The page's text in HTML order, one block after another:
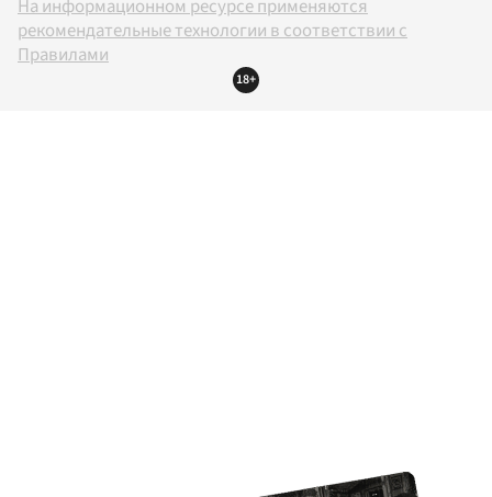
На информационном ресурсе применяются
рекомендательные технологии в соответствии с
Правилами
18+